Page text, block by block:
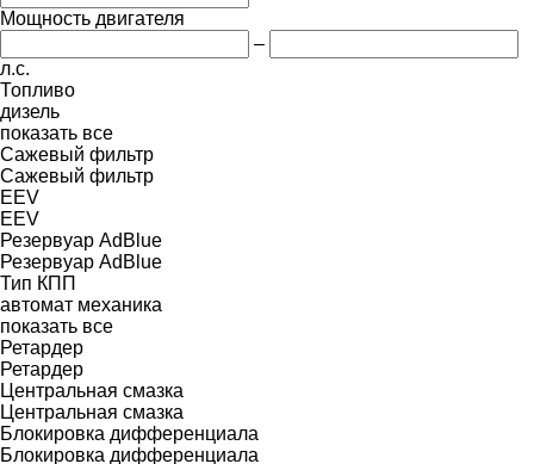
Мощность двигателя
–
л.с.
Топливо
дизель
показать все
Сажевый фильтр
Сажевый фильтр
EEV
EEV
Резервуар AdBlue
Резервуар AdBlue
Тип КПП
автомат механика
показать все
Ретардер
Ретардер
Центральная смазка
Центральная смазка
Блокировка дифференциала
Блокировка дифференциала